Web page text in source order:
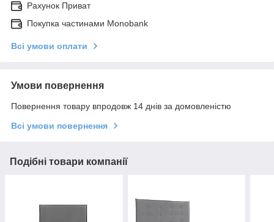
Рахунок Приват
Покупка частинами Monobank
Всі умови оплати
Умови повернення
Повернення товару впродовж 14 днів за домовленістю
Всі умови повернення
Подібні товари компанії